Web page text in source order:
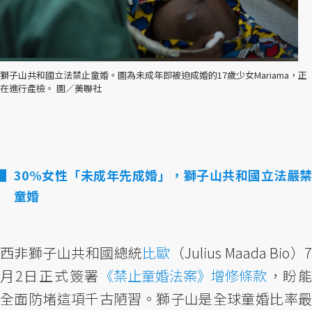
獅子山共和國立法禁止童婚。圖為未成年即被迫成婚的17歲少女Mariama，正
在進行產檢。 圖／美聯社
30%女性「未成年先成婚」，獅子山共和國立法嚴禁
童婚
西非獅子山共和國總統比歐 （Julius Maada Bio）7
月2日正式簽署 《禁止童婚法案》增修條款，盼能
全面防堵這項千古陋習。獅子山是全球童婚比率最